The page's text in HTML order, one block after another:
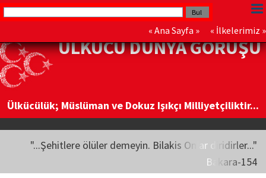
« Ana Sayfa » « İlkelerimiz »
ÜLKÜCÜ DÜNYA GÖRÜŞÜ
Ülkücülük; Müslüman ve Dokuz Işıkçı Milliyetçiliktir...
"...Şehitlere ölüler demeyin. Bilakis Onlar diridirler..."
Bakara-154